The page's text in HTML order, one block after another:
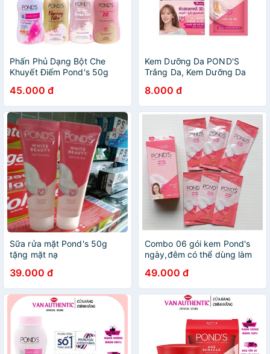
Phấn Phủ Dạng Bột Che
Khuyết Điểm Pond's 50g
45.000 đ
Kem Dưỡng Da POND'S
Trắng Da, Kem Dưỡng Da
Nắng SPF 15 PA++ Gói 7g,
Hộp 6 Gói
8.000 đ
Sữa rửa mặt Pond's 50g
tặng mặt nạ
39.000 đ
Combo 06 gói kem Pond's
ngày,đêm có thể dùng làm
49.000 đ